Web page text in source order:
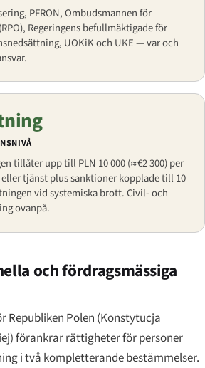
PFRON, Ombudsmannen för
Regeringens befullmäktigade för
UOKiK och UKE — var och
tillåter upp till PLN 10 000 (≈€2 300) per
tjänst plus sanktioner kopplade till 10
vid systemiska brott. Civil- och
ovanpå.
och fördragsmässiga
Republiken Polen (Konstytucja
) förankrar rättigheter för personer
i två kompletterande bestämmelser.